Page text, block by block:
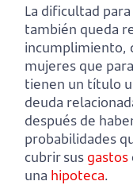
La dificultad
también queda
incumplimiento,
mujeres que
tienen un título
deuda
después de
probabilidades
cubrir sus gastos
una hipoteca.